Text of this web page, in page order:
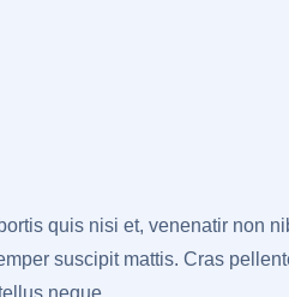
quis nisi et, venenatir non
suscipit mattis. Cras
neque.